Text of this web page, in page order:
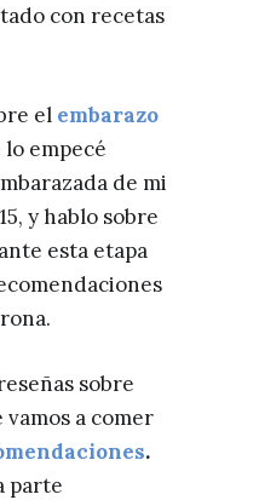
con recetas
el embarazo
lo empecé
de mi
y hablo sobre
esta etapa
sobre
a comer
.
parte